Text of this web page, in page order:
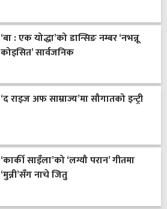
‘बा : एक योद्धा’को डान्सिङ नम्बर ‘नभन्नू
कोइसित’ सार्वजनिक
‘द राइज अफ साम्राज्य’मा सौगातको इन्ट्री
‘कार्की साइँला’को ‘लग्यौ परान’ गीतमा
‘मुन्नी’सँग नाचे जितु